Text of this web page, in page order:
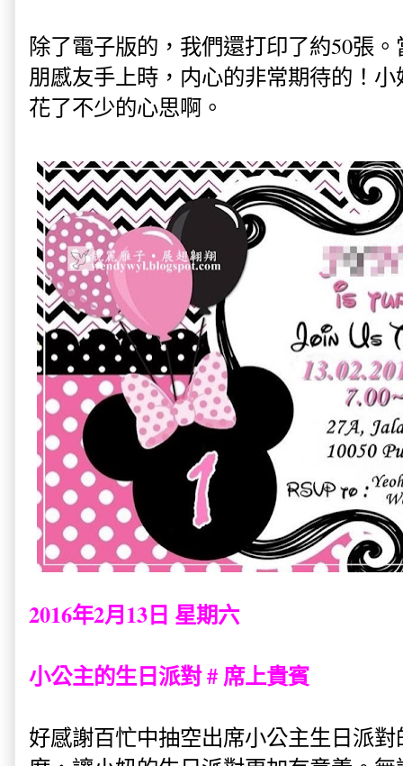
除了電子版的，我們還打印了約50張
朋慼友手上時，内心的非常期待的！
花了不少的心思啊。
2016年2月13日 星期六
小公主的生日派對 # 席上貴賓
好感謝百忙中抽空出席小公主生日派